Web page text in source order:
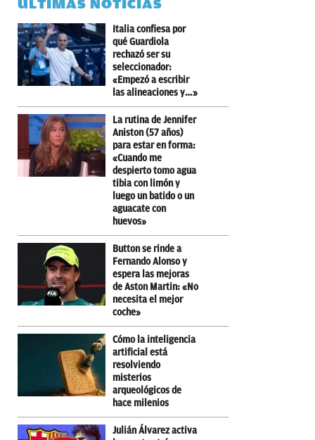
ÚLTIMAS NOTICIAS
Italia confiesa por
qué Guardiola
rechazó ser su
seleccionador:
«Empezó a escribir
las alineaciones y…»
La rutina de Jennifer
Aniston (57 años)
para estar en forma:
«Cuando me
despierto tomo agua
tibia con limón y
luego un batido o un
aguacate con
huevos»
Button se rinde a
Fernando Alonso y
espera las mejoras
de Aston Martin: «No
necesita el mejor
coche»
Cómo la inteligencia
artificial está
resolviendo
misterios
arqueológicos de
hace milenios
Julián Álvarez activa